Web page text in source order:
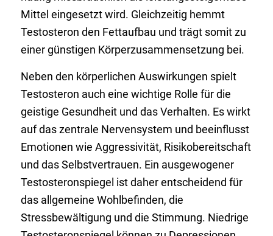
Mittel eingesetzt wird. Gleichzeitig hemmt
Testosteron den Fettaufbau und trägt somit zu
einer günstigen Körperzusammensetzung bei.
Neben den körperlichen Auswirkungen spielt
Testosteron auch eine wichtige Rolle für die
geistige Gesundheit und das Verhalten. Es wirkt
auf das zentrale Nervensystem und beeinflusst
Emotionen wie Aggressivität, Risikobereitschaft
und das Selbstvertrauen. Ein ausgewogener
Testosteronspiegel ist daher entscheidend für
das allgemeine Wohlbefinden, die
Stressbewältigung und die Stimmung. Niedrige